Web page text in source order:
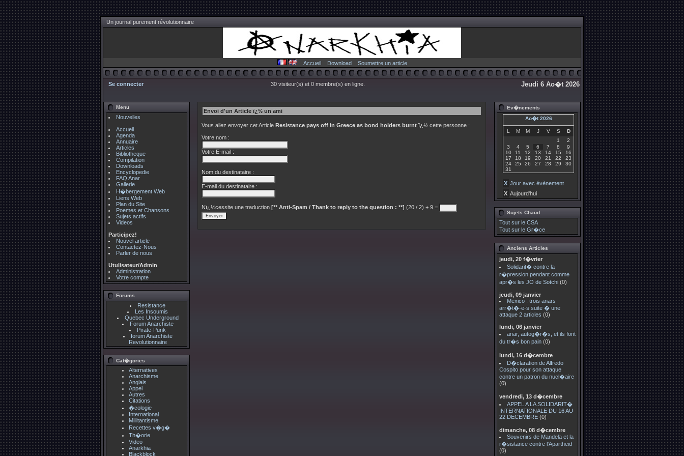
Un journal purement révolutionnaire
Accueil Download Soumettre un article
Se connecter 30 visiteur(s) et 0 membre(s) en ligne. Jeudi 6 Ao�t 2026
Menu
Nouvelles
Accueil
Agenda
Annuaire
Articles
Bibliotheque
Compilation
Downloads
Encyclopedie
FAQ Anar
Gallerie
H�bergement Web
Liens Web
Plan du Site
Poemes et Chansons
Sujets actifs
Videos
Participez!
Nouvel article
Contactez-Nous
Parler de nous
Utulisateur/Admin
Administration
Votre compte
Forums
Resistance
Les Insoumis
Quebec Underground
Forum Anarchiste
Pirate-Punk
forum Anarchiste
Revolutionnaire
Cat�gories
Alternatives
Anarchisme
Anglais
Appel
Autres
Citations
�cologie
International
Millitantisme
Recettes v�g�
Th�orie
Video
Anarkhia
Blackblock
Envoi d'un Article ï¿½ un ami
Vous allez envoyer cet Article Resistance pays off in Greece as bond holders burnt ï¿½ cette personne :
Votre nom :
Votre E-mail :
Nom du destinataire :
E-mail du destinataire :
Nï¿½cessite une traduction [** Anti-Spam / Thank to reply to the question : **] (20 / 2) + 9 =
Ev�nements
Ao�t 2026
L M M J V S
D
1
2
3
4 5 6 7 8
9
10
11 12 13 14 15
16
17
18 19 20 21 22
23
24
25 26 27 28 29
30
31
X Jour avec évènement
X Aujourd'hui
Sujets Chaud
Tout sur le CSA
Tout sur le Gr�ce
Anciens Articles
jeudi, 20 f�vrier
Solidarit� contre la
r�pression pendant comme
apr�s les JO de Sotchi (0)
jeudi, 09 janvier
Mexico : trois anars
arr�t�-e-s suite � une
attaque 2 articles (0)
lundi, 06 janvier
anar, autog�r�s, et ils font
du tr�s bon pain (0)
lundi, 16 d�cembre
D�claration de Alfredo
Cospito pour son attaque
contre un patron du nucl�aire
(0)
vendredi, 13 d�cembre
APPEL A LA SOLIDARIT�
INTERNATIONALE DU 16 AU
22 DECEMBRE (0)
dimanche, 08 d�cembre
Souvenirs de Mandela et la
r�sistance contre l'Apartheid
(0)